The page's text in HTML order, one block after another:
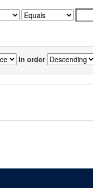
In order